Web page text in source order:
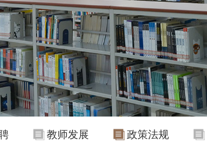
教师发展 政策法规